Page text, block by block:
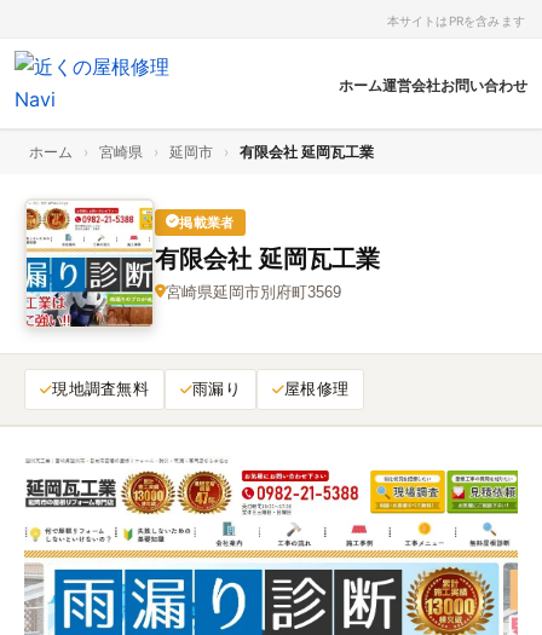
本サイトはPRを含みます
ホーム運営会社お問い合わせ
ホーム › 宮崎県 › 延岡市 › 有限会社 延岡瓦工業
掲載業者
有限会社 延岡瓦工業
宮崎県延岡市別府町3569
現地調査無料 雨漏り 屋根修理